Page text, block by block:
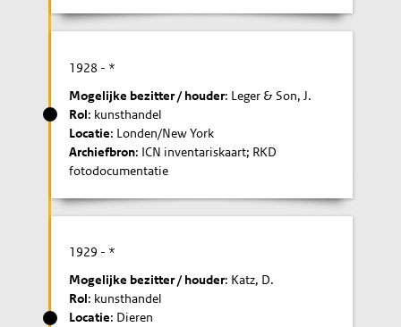
1928 - *
Mogelijke bezitter / houder: Leger & Son, J.
Rol: kunsthandel
Locatie: Londen/New York
Archiefbron: ICN inventariskaart; RKD
fotodocumentatie
1929 - *
Mogelijke bezitter / houder: Katz, D.
Rol: kunsthandel
Locatie: Dieren